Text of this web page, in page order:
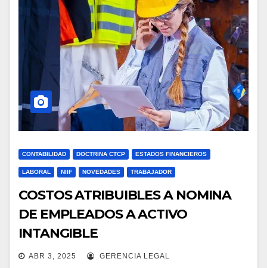
CONTABILIDAD DOCTRINA CTCP ESTADOS FINANCIEROS
LABORAL NIIF NOVEDADES TRABAJADOR
COSTOS ATRIBUIBLES A NOMINA
DE EMPLEADOS A ACTIVO
INTANGIBLE
ABR 3, 2025 GERENCIA LEGAL